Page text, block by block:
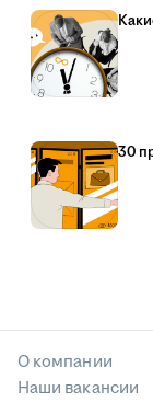
30
О компании
Наши вакансии